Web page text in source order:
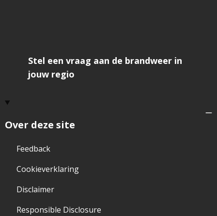
Over deze site
Feedback
Cookieverklaring
Disclaimer
Responsible Disclosure
Stel een vraag aan de brandweer in
jouw regio